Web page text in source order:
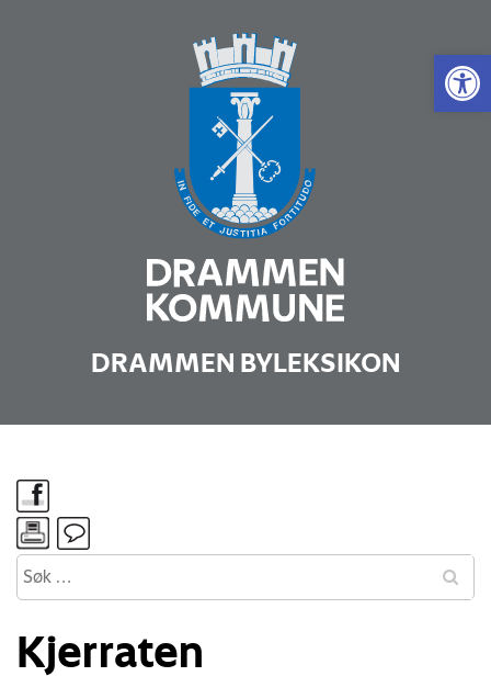
Vis
DRAMMEN BYLEKSIKON
Kjerraten